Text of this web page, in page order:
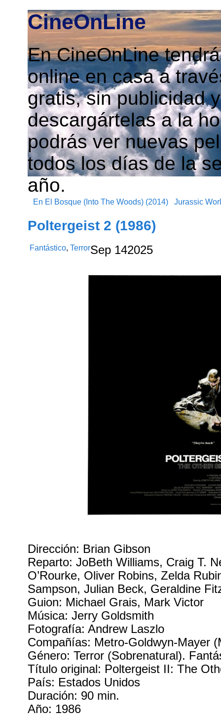
CineOnLine
En CineOnLine
online en casa a
gratis, sin publicidad
descargártelas a la
podrás ver nuevas
todos los días de la
año.
En El Bosque (Into The Woods) (2014) Jurassic
Poltergeist 2 (1986)
Fantástico,TerrorSep 142025
Dirección: Brian Gibson
Reparto: JoBeth Williams, Craig T.
O’Rourke, Oliver Robins, Zelda
Sampson, Julian Beck, Geraldine
Guion: Michael Grais, Mark Victor
Música: Jerry Goldsmith
Fotografía: Andrew Laszlo
Compañías: Metro-Goldwyn-Mayer
Género: Terror (Sobrenatural).
Título original: Poltergeist II: The
País: Estados Unidos
Duración: 90 min.
Año: 1986